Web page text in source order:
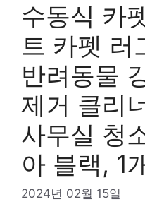
수동식 카
트 카펫 러
반려동물
제거 클리
사무실 청
아 블랙, 1
2024년 02월 15일